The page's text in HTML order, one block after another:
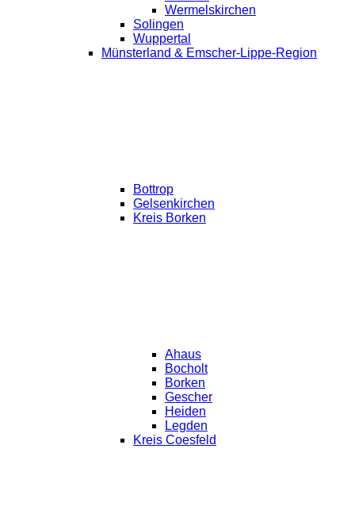
Wermelskirchen
Solingen
Wuppertal
Münsterland & Emscher-Lippe-Region
Bottrop
Gelsenkirchen
Kreis Borken
Ahaus
Bocholt
Borken
Gescher
Heiden
Legden
Kreis Coesfeld